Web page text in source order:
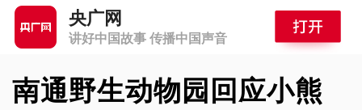
央广网
讲好中国故事 传播中国声音
南通野生动物园回应小熊